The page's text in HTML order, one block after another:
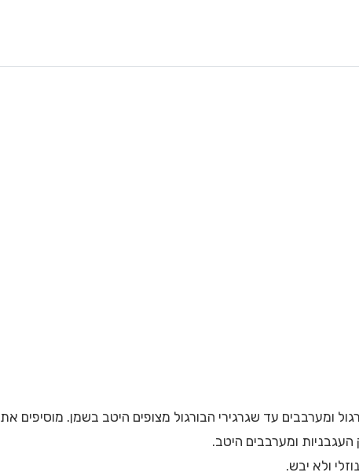
ומערבבים עד שגרגירי הבורגול מצופים היטב בשמן. מוסיפים את
ומערבבים היטב.